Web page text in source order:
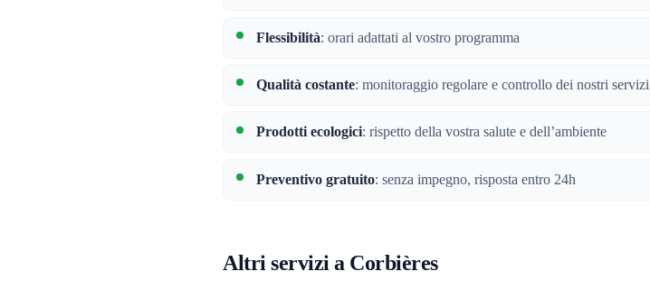
Flessibilità: orari adattati al vostro programma
Qualità costante: monitoraggio regolare e controllo dei nostri servizi
Prodotti ecologici: rispetto della vostra salute e dell’ambiente
Preventivo gratuito: senza impegno, risposta entro 24h
Altri servizi a Corbières